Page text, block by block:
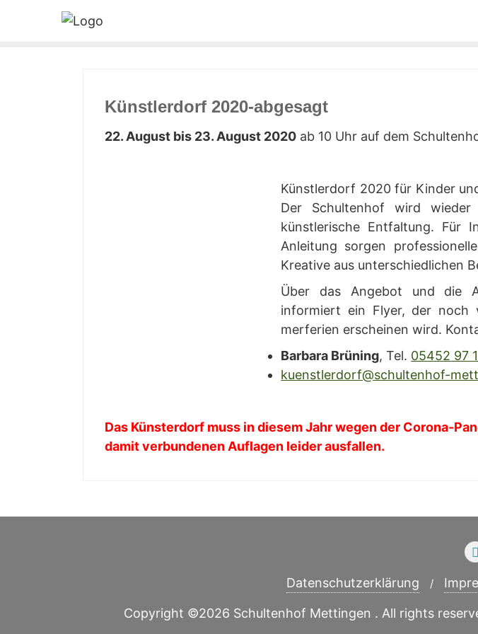
Künst­ler­dorf 2020-abgesagt
22. August bis 23. August 2020 ab 10 Uhr auf dem
Künst­ler­dorf 2020 für Kin­der
Der Schul­ten­hof wird
künst­le­ri­sche Ent­fal­tung. Für
Anlei­tung sor­gen
Krea­ti­ve aus unter­schied­li­chen
Über das Ange­bot und die
infor­miert ein Fly­er, der noch
mer­fe­ri­en erschei­nen wird.
Bar­ba­ra Brü­ning, Tel. 05452 97
kuenstlerdorf@schultenhof-
Das Küns­ter­dorf muss in die­sem Jahr wegen der Coro­na-
damit ver­bun­de­nen Auf­la­gen lei­der ausfallen.
Daten­schutz­er­klä­rung
Copyright ©2026 Schultenhof Mettingen . All rights